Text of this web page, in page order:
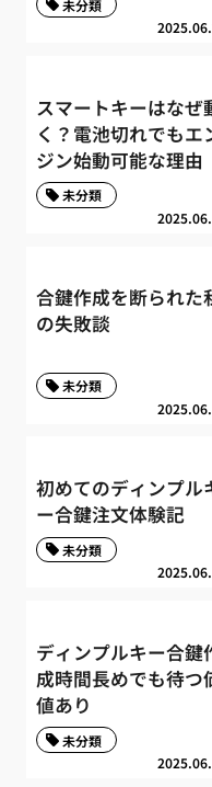
未分類
スマートキーはなぜ
く？電池切れでもエ
ジン始動可能な理由
未分類
合鍵作成を断られた
の失敗談
未分類
初めてのディンプル
ー合鍵注文体験記
未分類
ディンプルキー合鍵
成時間長めでも待つ
値あり
未分類